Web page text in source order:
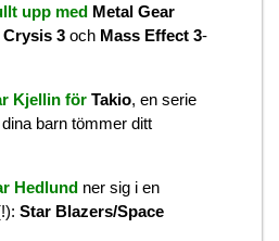
upp med Metal Gear
Crysis 3 och Mass Effect 3-
Kjellin för Takio, en serie
barn tömmer ditt
Hedlund ner sig i en
Star Blazers/Space